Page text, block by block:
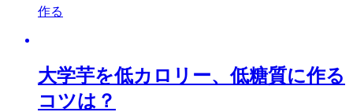
作る
大学芋を低カロリー、低糖質に作る
コツは？